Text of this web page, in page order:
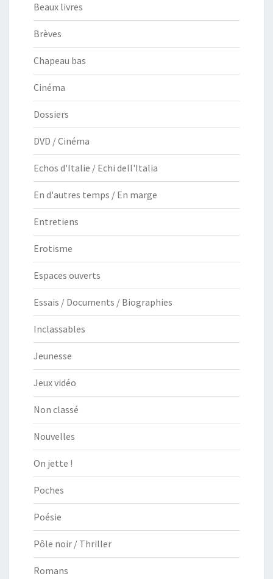
Beaux livres
Brèves
Chapeau bas
Cinéma
Dossiers
DVD / Cinéma
Echos d'Italie / Echi dell'Italia
En d'autres temps / En marge
Entretiens
Erotisme
Espaces ouverts
Essais / Documents / Biographies
Inclassables
Jeunesse
Jeux vidéo
Non classé
Nouvelles
On jette !
Poches
Poésie
Pôle noir / Thriller
Romans